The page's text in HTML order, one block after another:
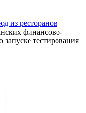
из ресторанов
финансово-
запуске тестирования